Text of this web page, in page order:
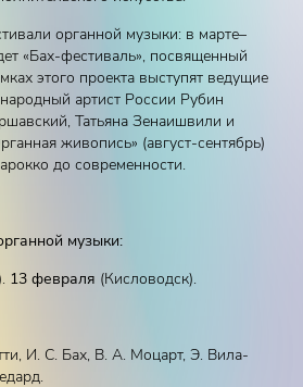
органной музыки: в марте–
«Бах-фестиваль», посвященный
этого проекта выступят ведущие
артист России Рубин
Татьяна Зенаишвили и
живопись» (август-сентябрь)
до современности.
музыки:
13 февраля (Кисловодск).
И. С. Бах, В. А. Моцарт, Э. Вила-